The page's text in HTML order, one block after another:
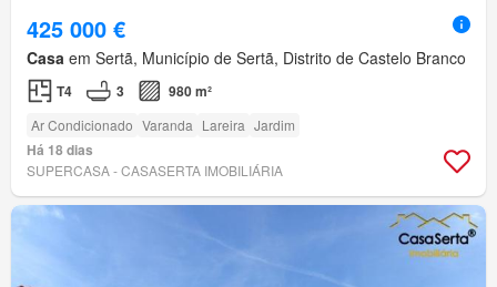
425 000 €
Casa em Sertã, Município de Sertã, Distrito de Castelo Branco
T4 3 980 m²
Ar Condicionado Varanda Lareira Jardim
Há 18 dias
SUPERCASA - CASASERTA IMOBILIÁRIA